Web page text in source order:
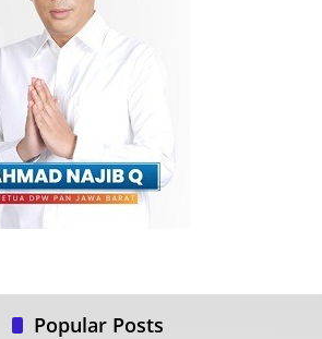
Popular Posts